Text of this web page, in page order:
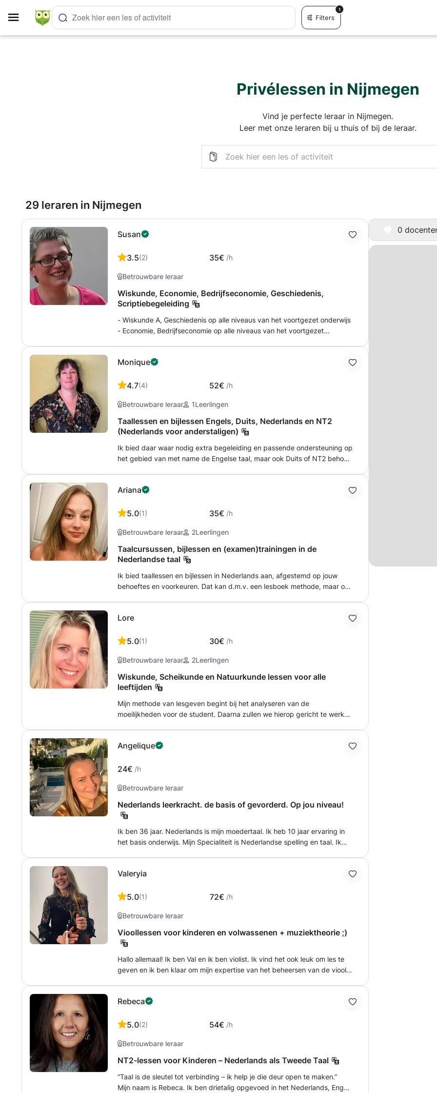
Zoek hier een les of activiteit Filters
1
Privélessen in Nijmegen
Vind je perfecte leraar in Nijmegen.
Leer met onze leraren bij u thuis of bij de leraar.
0
29 leraren in Nijmegen
Susan
3.5(2) 35€ /h
Betrouwbare leraar
Wiskunde, Economie, Bedrijfseconomie, Geschiedenis,
Scriptiebegeleiding
- Wiskunde A, Geschiedenis op alle niveaus van het voortgezet onderwijs
- Economie, Bedrijfseconomie op alle niveaus van het voortgezet
onderwerpen)
Monique
4.7(4) 52€ /h
Betrouwbare leraar 1Leerlingen
Taallessen en bijlessen Engels, Duits, Nederlands en NT2
(Nederlands voor anderstaligen)
Ik bied daar waar nodig extra begeleiding en passende ondersteuning op
het gebied van met name de Engelse taal, maar ook Duits of NT2 behoort
kinderen/jong volwassenen met leerproblemen (dyslexie, problemen
Engels en Duits: tips en trucs voor het omgaan met examenteksten
van de school/leerkracht en het individueel helpen van leerlingen met hun
achterstand op het gebied van taal
Ariana
5.0(1) 35€ /h
Betrouwbare leraar 2Leerlingen
Taalcursussen, bijlessen en (examen)trainingen in de
Nederlandse taal
Ik bied taallessen en bijlessen in Nederlands aan, afgestemd op jouw
behoeftes en voorkeuren. Dat kan d.m.v. een lesboek methode, maar ook
Lore
5.0(1) 30€ /h
Betrouwbare leraar 2Leerlingen
Wiskunde, Scheikunde en Natuurkunde lessen voor alle
leeftijden
Mijn methode van lesgeven begint bij het analyseren van de
moeilijkheden voor de student. Daarna zullen we hierop gericht te werk
informatica (en wiskunde) gestudeerd op de Radboud Universiteit.
bijles geven op elk niveau. Ik heb al eerder wiskunde bijles gegeven en
bijlesleerlingen voor scheikunde en natuurkunde, dus daar kan ik je ook
mee helpen.
Angelique
24€ /h
Betrouwbare leraar
Nederlands leerkracht. de basis of gevorderd. Op jou niveau!
Ik ben 36 jaar. Nederlands is mijn moedertaal. Ik heb 10 jaar ervaring in
het basis onderwijs. Mijn Specialiteit is Nederlandse spelling en taal. Ik
Valeryia
5.0(1) 72€ /h
Betrouwbare leraar
Vioollessen voor kinderen en volwassenen + muziektheorie ;)
Hallo allemaal! Ik ben Val en ik ben violist. Ik vind het ook leuk om les te
geven en ik ben klaar om mijn expertise van het beheersen van de viool
masterdiploma muziek aan de KULeuven in België.
Rebeca
5.0(2) 54€ /h
Betrouwbare leraar
NT2-lessen voor Kinderen – Nederlands als Tweede Taal
“Taal is de sleutel tot verbinding – ik help je die deur open te maken.”
Mijn naam is Rebeca. Ik ben drietalig opgevoed in het Nederlands, Engels